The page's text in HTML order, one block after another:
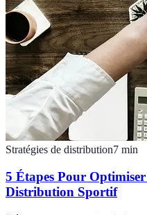
Stratégies de distribution7 min
5 Étapes Pour Optimiser
Distribution Sportif